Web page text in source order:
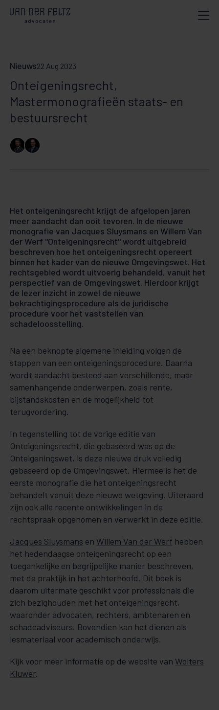
Nieuws22 Aug 2023
Onteigeningsrecht,
Mastermonografieën staats- en
bestuursrecht
Het onteigeningsrecht krijgt de afgelopen jaren
meer aandacht dan ooit tevoren. In de nieuwe
monografie van Jacques Sluysmans en Willem Van
der Werf "Onteigeningsrecht" wordt uitgebreid
beschreven hoe het onteigeningsrecht opereert
binnen het kader van de nieuwe Omgevingswet. Het
rechtsgebied wordt uitvoerig behandeld, vanuit het
perspectief van de Omgevingswet. Hierdoor krijgt
de lezer inzicht in zowel de nieuwe
bekrachtigingsprocedure als de juridische
procedure voor het vaststellen van
schadeloosstelling.
Na een beknopte algemene inleiding volgen de
stappen van een onteigeningsprocedure. Daarna
wordt aandacht besteed aan verschillende, maar
samenhangende onderwerpen, zoals rente,
bijstandskosten en de mogelijkheid tot
terugvordering.
In tegenstelling tot de vorige editie van
Onteigeningsrecht, die gebaseerd was op de
Onteigeningswet, is deze nieuwe druk volledig
gebaseerd op de Omgevingswet. Hiermee is het de
eerste monografie die het onteigeningsrecht
behandelt vanuit deze nieuwe wetgeving. Uiteraard
zijn ook alle recente ontwikkelingen in de
rechtspraak opgenomen en verwerkt in deze editie.
Jacques Sluysmans en Willem Van der Werf hebben
het hedendaagse onteigeningsrecht op een
toegankelijke en begrijpelijke manier beschreven,
met de praktijk in het achterhoofd. Dit boek is
daarom uitermate geschikt voor professionals die
zich bezighouden met het onteigeningsrecht,
waaronder advocaten, rechters, ambtenaren en
schadeadviseurs. Bovendien kan het dienen als
lesmateriaal voor academisch onderwijs.
Kijk voor meer informatie op de website van Wolters
Kluwer.